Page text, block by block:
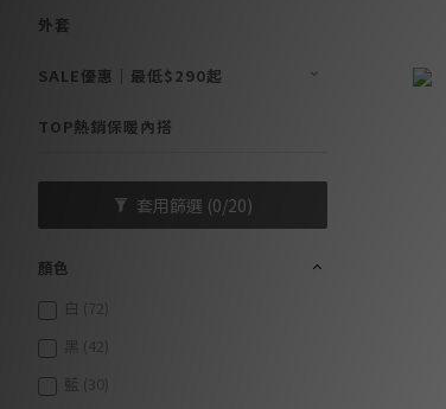
外套
SALE優惠｜最低$290起
TOP熱銷保暖內搭
套用篩選 (0/20)
顏色